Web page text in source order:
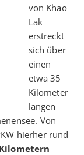
von Khao
Lak
erstreckt
sich über
einen
etwa 35
Kilometer
langen
Von
hierher rund